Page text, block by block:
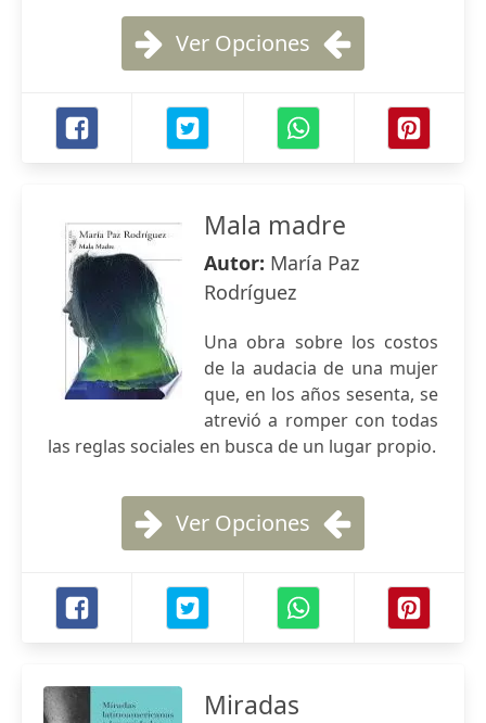
Ver Opciones
Mala madre
Autor: María Paz
Rodríguez
Una obra sobre los costos
de la audacia de una mujer
que, en los años sesenta, se
atrevió a romper con todas
las reglas sociales en busca de un lugar propio.
Ver Opciones
Miradas